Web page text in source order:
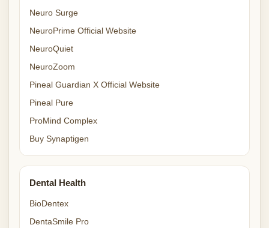
Neuro Surge
NeuroPrime Official Website
NeuroQuiet
NeuroZoom
Pineal Guardian X Official Website
Pineal Pure
ProMind Complex
Buy Synaptigen
Dental Health
BioDentex
DentaSmile Pro